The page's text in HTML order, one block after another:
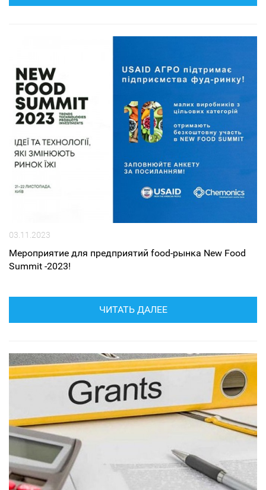
03.11.2023
Мероприятие для предприятий food-рынка New Food
Summit -2023!
ЧИТАТЬ ДАЛЕЕ